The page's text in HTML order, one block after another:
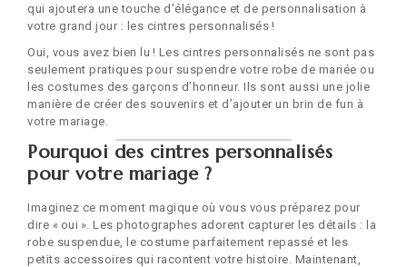
qui ajoutera une touche d’élégance et de personnalisation à
votre grand jour : les cintres personnalisés !
Oui, vous avez bien lu ! Les cintres personnalisés ne sont pas
seulement pratiques pour suspendre votre robe de mariée ou
les costumes des garçons d’honneur. Ils sont aussi une jolie
manière de créer des souvenirs et d’ajouter un brin de fun à
votre mariage.
Pourquoi des cintres personnalisés
pour votre mariage ?
Imaginez ce moment magique où vous vous préparez pour
dire « oui ». Les photographes adorent capturer les détails : la
robe suspendue, le costume parfaitement repassé et les
petits accessoires qui racontent votre histoire. Maintenant,